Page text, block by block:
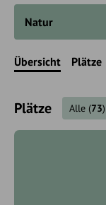
Natur
Übersicht Plätze
Plätze Alle (73)